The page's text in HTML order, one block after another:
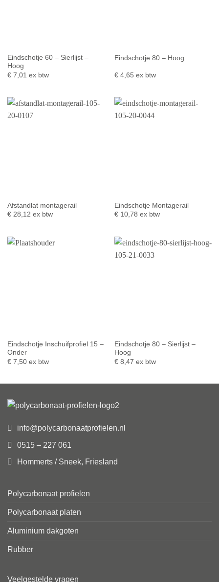
Eindschotje 60 – Sierlijst –
Hoog
€7,01 ex btw
Eindschotje 80 – Hoog
€4,65 ex btw
Afstandlat montagerail
€28,12 ex btw
Eindschotje Montagerail
€10,78 ex btw
Eindschotje Inschuifprofiel 15 –
Onder
€7,50 ex btw
Eindschotje 80 – Sierlijst –
Hoog
€8,47 ex btw
info@polycarbonaatprofielen.nl
0515 – 227 061
Hommerts / Sneek, Friesland
Polycarbonaat profielen
Polycarbonaat platen
Aluminium dakgoten
Rubber
Veelgestelde vragen